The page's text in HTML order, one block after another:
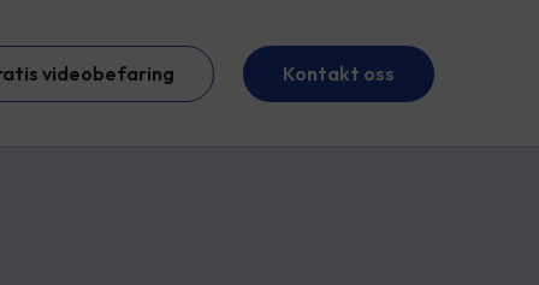
videobefaring Kontakt oss